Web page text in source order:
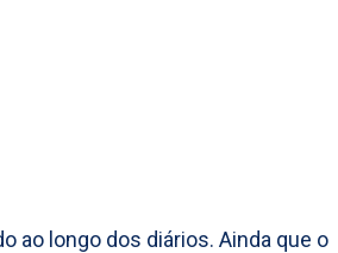
ao longo dos diários. Ainda que o